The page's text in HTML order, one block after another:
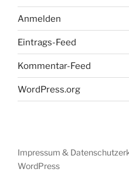
Anmelden
Eintrags-Feed
Kommentar-Feed
WordPress.org
Impressum &
WordPress